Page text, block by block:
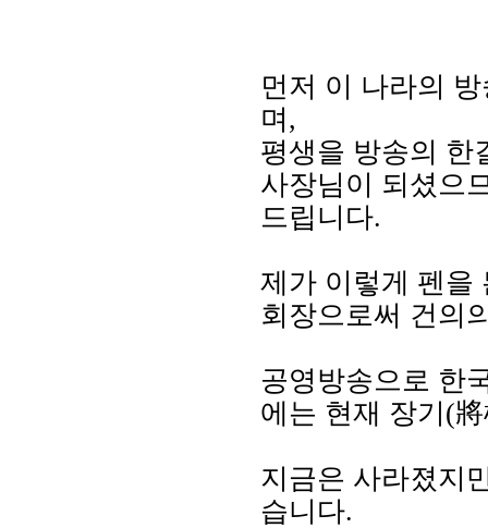
먼저 이 나라의
며,
평생을 방송의 한
사장님이 되셨으
드립니다.
제가 이렇게 펜을
회장으로써 건의
공영방송으로 한
에는 현재 장기(
지금은 사라졌지
습니다.